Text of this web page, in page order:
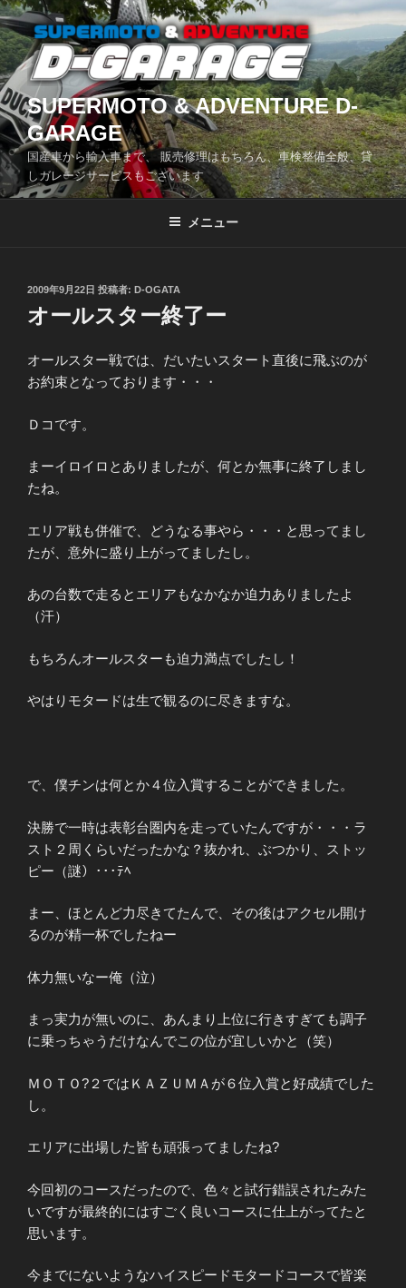
コ
ン
テ
ン
ツ
へ
ス
キ
ッ
SUPERMOTO & ADVENTURE D-
GARAGE
国産車から輸入車まで、 販売修理はもちろん、車検整備全般、貸
しガレージサービスもございます
メニュー
投
日:
2009年9月22日 投稿者: D-OGATA
オールスター終了ー
オールスター戦では、だいたいスタート直後に飛ぶのが
お約束となっております・・・
Ｄコです。
まーイロイロとありましたが、何とか無事に終了しまし
たね。
エリア戦も併催で、どうなる事やら・・・と思ってまし
たが、意外に盛り上がってましたし。
あの台数で走るとエリアもなかなか迫力ありましたよ
（汗）
もちろんオールスターも迫力満点でしたし！
やはりモタードは生で観るのに尽きますな。
で、僕チンは何とか４位入賞することができました。
決勝で一時は表彰台圏内を走っていたんですが・・・ラ
スト２周くらいだったかな？抜かれ、ぶつかり、ストッ
ピー（謎）･･･ﾃﾍ
まー、ほとんど力尽きてたんで、その後はアクセル開け
るのが精一杯でしたねー
体力無いなー俺（泣）
まっ実力が無いのに、あんまり上位に行きすぎても調子
に乗っちゃうだけなんでこの位が宜しいかと（笑）
ＭＯＴＯ?２ではＫＡＺＵＭＡが６位入賞と好成績でした
し。
エリアに出場した皆も頑張ってましたね?
今回初のコースだったので、色々と試行錯誤されたみた
いですが最終的にはすごく良いコースに仕上がってたと
思います。
今までにないようなハイスピードモタードコースで皆楽